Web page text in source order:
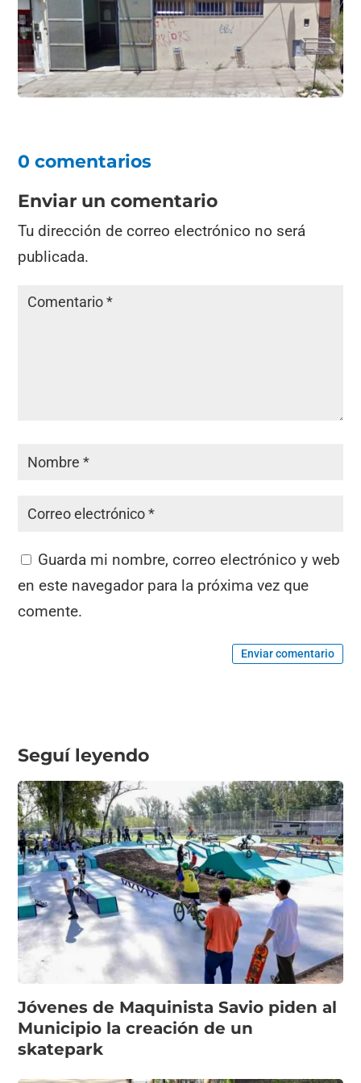
0 comentarios
Enviar un comentario
Tu dirección de correo electrónico no será
publicada.
Guarda mi nombre, correo electrónico y web
en este navegador para la próxima vez que
comente.
Enviar comentario
Seguí leyendo
Jóvenes de Maquinista Savio piden al
Municipio la creación de un
skatepark